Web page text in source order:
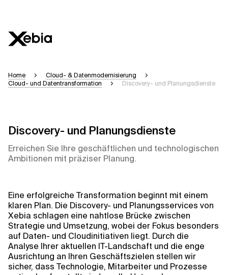
Antwort
Kontextdateien
Home
Cloud- & Datenmodernisierung
Cloud- und Datentransformation
Discovery- und Planungsdienste
Discovery- und Planungsdienste
Erreichen Sie Ihre geschäftlichen und technologischen
Ambitionen mit präziser Planung.
Eine erfolgreiche Transformation beginnt mit einem
klaren Plan. Die Discovery- und Planungsservices von
Xebia schlagen eine nahtlose Brücke zwischen
Strategie und Umsetzung, wobei der Fokus besonders
auf Daten- und Cloudinitiativen liegt. Durch die
Analyse Ihrer aktuellen IT-Landschaft und die enge
Ausrichtung an Ihren Geschäftszielen stellen wir
sicher, dass Technologie, Mitarbeiter und Prozesse